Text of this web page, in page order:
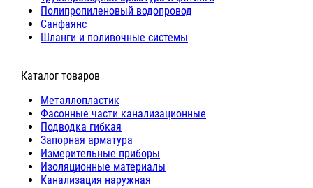
Полипропиленовый водопровод
Санфаянс
Шланги и поливочные системы
⠀Каталог товаров
Металлопластик
Фасонные части канализационные
Подводка гибкая
Запорная арматура
Измерительные приборы
Изоляционные материалы
Канализация наружная